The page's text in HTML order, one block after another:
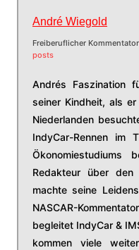
André Wiegold
Freiberuflicher
posts
Andrés Faszination
seiner Kindheit, als
Niederlanden
IndyCar-Rennen im
Redakteur über
machte seine
NASCAR-
begleitet IndyCar &
kommen viele